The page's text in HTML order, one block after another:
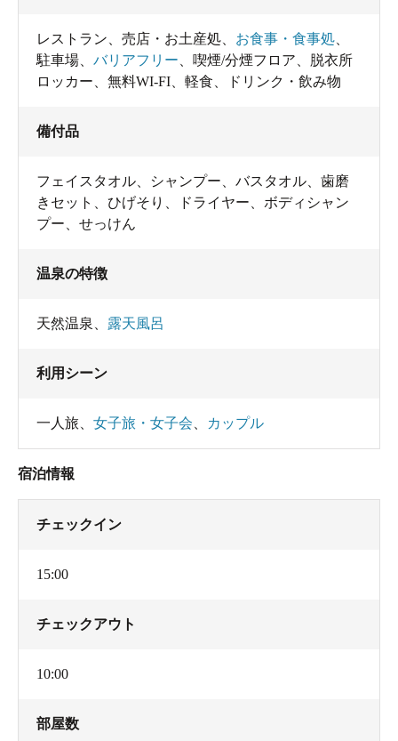
レストラン 売店・お土産処 お食事・食事処
駐車場
バリアフリー 喫煙/分煙フロア
脱衣所
ロッカー
無料WI-FI 軽食 ドリンク・飲み物
備付品
フェイスタオル シャンプー バスタオル
歯磨
きセット
ひげそり ドライヤー
ボディシャン
プー
せっけん
温泉の特徴
天然温泉 露天風呂
利用シーン
一人旅 女子旅・女子会 カップル
宿泊情報
チェックイン
15:00
チェックアウト
10:00
部屋数